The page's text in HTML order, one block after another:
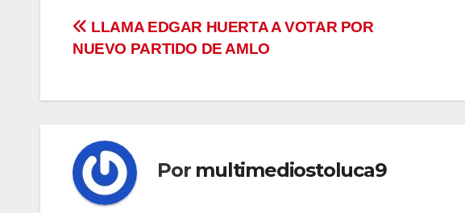
Navegación
entradas
LLAMA EDGAR HUERTA A VOTAR POR
NUEVO PARTIDO DE AMLO
Por multimediostoluca9